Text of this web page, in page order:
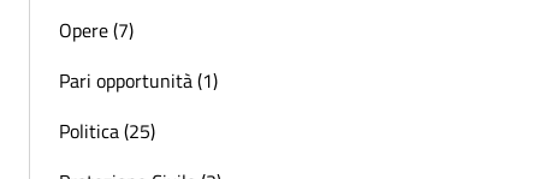
Opere (7)
Pari opportunità (1)
Politica (25)